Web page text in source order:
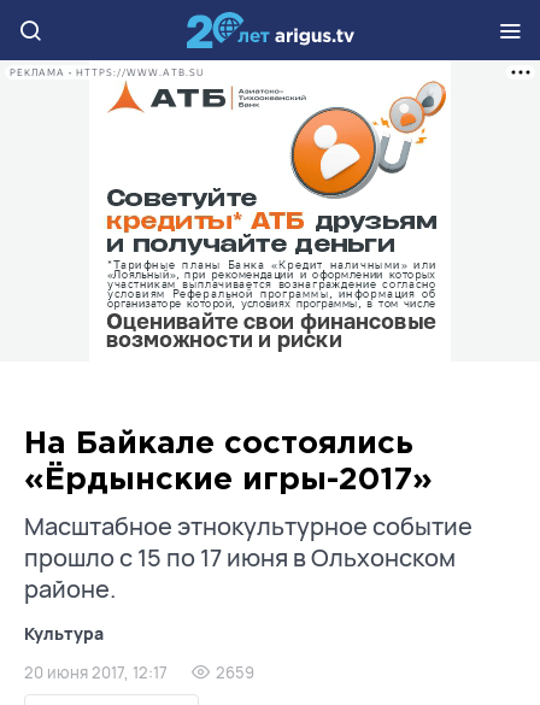
РЕКЛАМА • HTTPS://WWW.ATB.SU
На Байкале состоялись
«Ёрдынские игры-2017»
Масштабное этнокультурное событие
прошло с 15 по 17 июня в Ольхонском
районе.
Культура
20 июня 2017, 12:17 2659